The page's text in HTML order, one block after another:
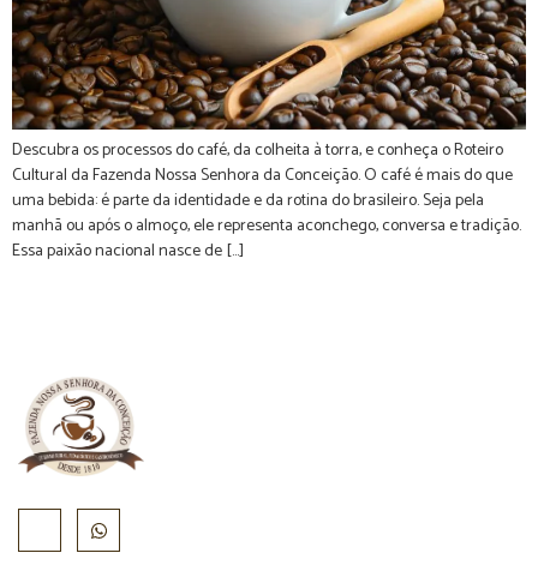
Descubra os processos do café, da colheita à torra, e conheça o Roteiro
Cultural da Fazenda Nossa Senhora da Conceição. O café é mais do que
uma bebida: é parte da identidade e da rotina do brasileiro. Seja pela
manhã ou após o almoço, ele representa aconchego, conversa e tradição.
Essa paixão nacional nasce de […]